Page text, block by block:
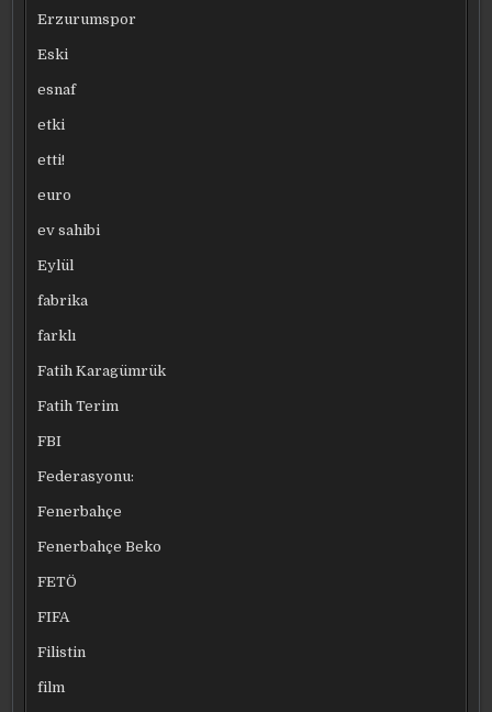
Erzurumspor
Eski
esnaf
etki
etti!
euro
ev sahibi
Eylül
fabrika
farklı
Fatih Karagümrük
Fatih Terim
FBI
Federasyonu:
Fenerbahçe
Fenerbahçe Beko
FETÖ
FIFA
Filistin
film